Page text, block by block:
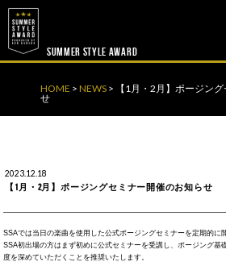
SUMMER STYLE AWARD
HOME > NEWS > 【1月・2月】ポージン
せ
2023.12.18
【1月・2月】ポージングセミナー開催のお知らせ
SSAでは当日の楽曲を使用した公式ポージングセミナーを定期的に
SSA初出場の方はまず初めに公式セミナーを受講し、ポージング基
度を深めていただくことを推奨いたします。